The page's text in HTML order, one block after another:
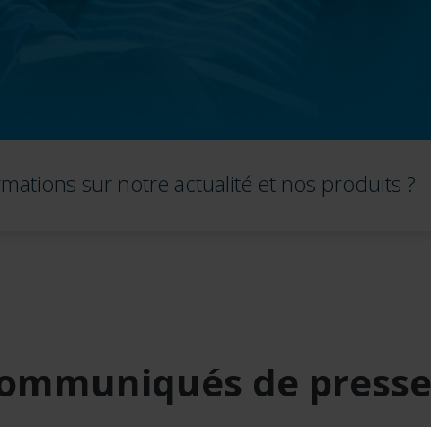
sur notre actualité et nos produits ?
de presse